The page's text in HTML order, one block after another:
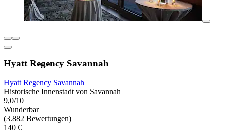
Hyatt Regency Savannah
Hyatt Regency Savannah
Historische Innenstadt von Savannah
9,0/10
Wunderbar
(3.882 Bewertungen)
140 €